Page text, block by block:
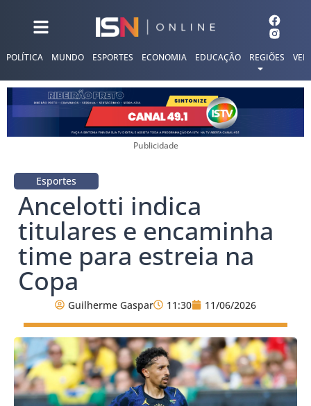
POLÍTICA MUNDO ESPORTES ECONOMIA EDUCAÇÃO REGIÕES
Publicidade
Esportes
Ancelotti indica
titulares e encaminha
time para estreia na
Copa
Guilherme Gaspar 11:30 11/06/2026